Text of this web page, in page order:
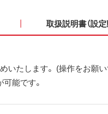
取扱説明書（設定
いたします。 (操作をお願
能です。